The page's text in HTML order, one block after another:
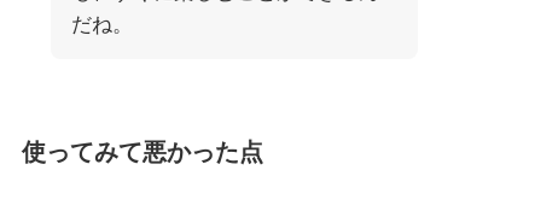
だね。
使ってみて悪かった点